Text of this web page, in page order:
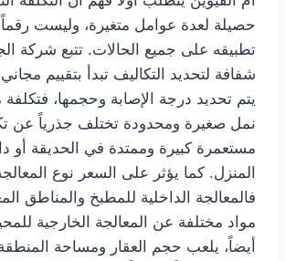
حصيلة لعدة عوامل متغيرة، وليست رقماً
تطبيقه على جميع الحالات. تتبع شركة
شفافة لتحديد التكاليف تبدأ بتقييم
يتم تحديد درجة الإصابة وحجمها،
نمل صغيرة ومحدودة تختلف جذرياً عن
مستعمرة كبيرة وممتدة في الحديقة أو
المنزل. كما يؤثر على السعر نوع
فالمعالجة الداخلية للمطبخ والمناطق
مواد مختلفة عن المعالجة الخارجية
أيضاً، يلعب حجم العقار ومساحة